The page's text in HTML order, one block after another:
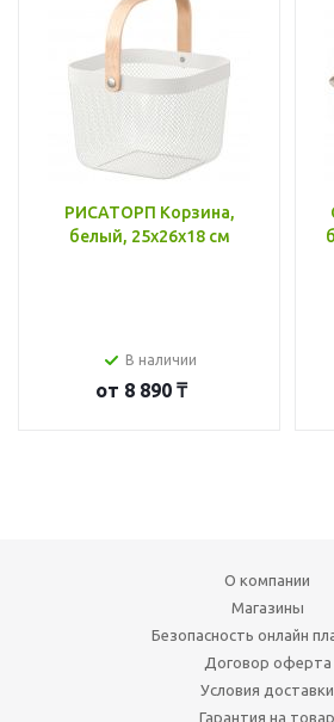
РИСАТОРП Корзина,
белый, 25x26x18 см
В наличии
от 8 890 ₸
О компании
Магазины
Безопасность онлайн
Договор оферта
Условия доставки
Гарантия на товар